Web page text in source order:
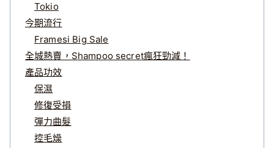
Tokio
今期流行
Framesi Big Sale
全城熱賣，Shampoo secret瘋狂勁減！
產品功效
保濕
修復受損
彈力曲髮
控毛燥